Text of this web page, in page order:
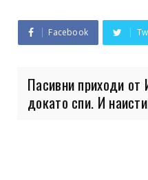
Facebook
Пасивни приходи от
докато спи. И